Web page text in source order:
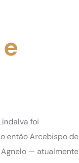
foi
então Arcebispo de
Agnelo — atualmente